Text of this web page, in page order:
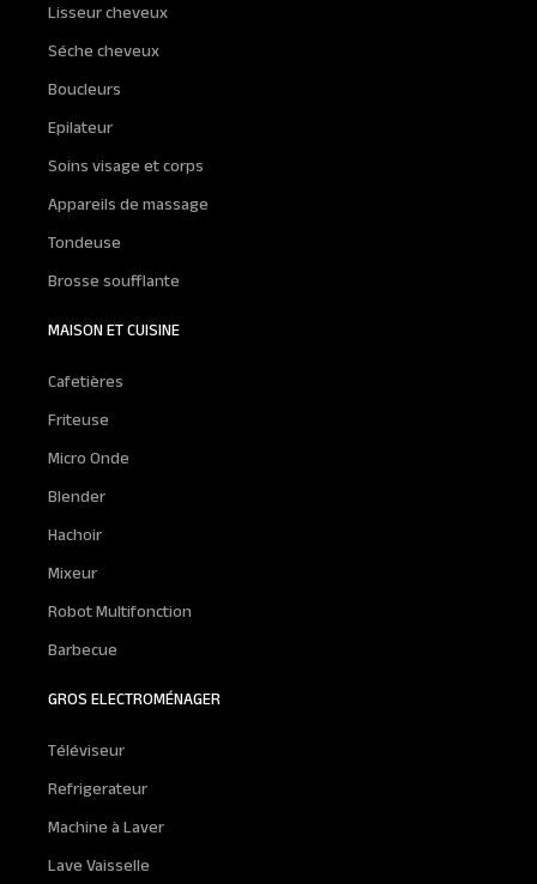
Lisseur cheveux
Séche cheveux
Boucleurs
Epilateur
Soins visage et corps
Appareils de massage
Tondeuse
Brosse soufflante
MAISON ET CUISINE
Cafetières
Friteuse
Micro Onde
Blender
Hachoir
Mixeur
Robot Multifonction
Barbecue
GROS ELECTROMÉNAGER
Téléviseur
Refrigerateur
Machine à Laver
Lave Vaisselle